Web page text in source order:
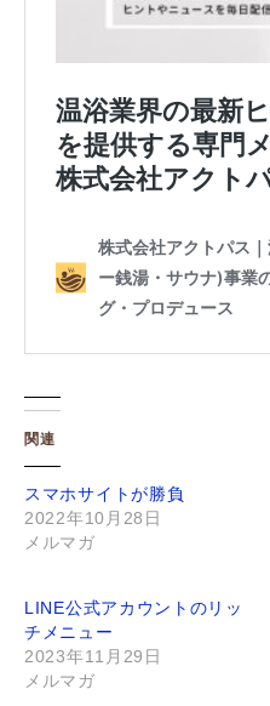
関連
スマホサイトが勝負
2022年10月28日
メルマガ
LINE公式アカウントのリッ
チメニュー
2023年11月29日
メルマガ